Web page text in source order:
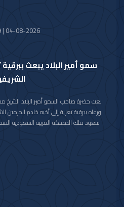
04-08-2026 | 07:59 م
سمو أمير البلاد يبعث
بعث حضرة صاحب السمو أمير البلاد الشيخ
ورعاه ببرقية تعزية إلى أخيه خادم الحرمين
سعود ملك المملكة العربية السعودية